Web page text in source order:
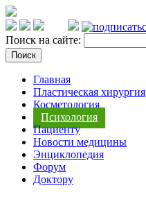
Поиск на сайте:
Главная
Пластическая хирургия
Косметология
Психология
Пациенту
Новости медицины
Энциклопедия
Форум
Доктору